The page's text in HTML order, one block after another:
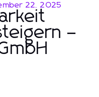
22, 2025
–